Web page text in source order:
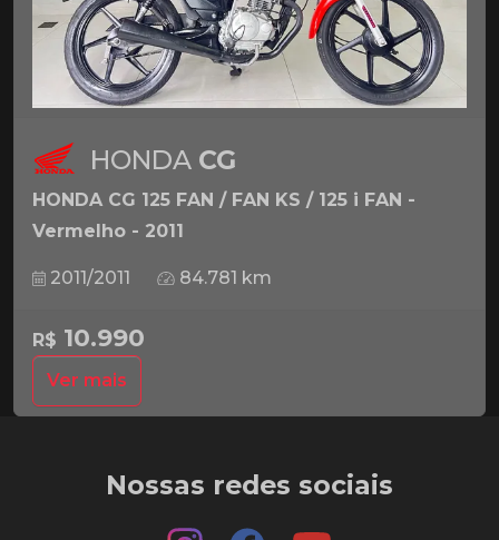
HONDA CG
HONDA CG 125 FAN / FAN KS / 125 i FAN -
Vermelho - 2011
2011/2011 84.781 km
R$ 10.990
Ver mais
Nossas redes sociais